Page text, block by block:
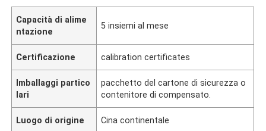
Capacità di alime
ntazione
5 insiemi al mese
Certificazione calibration certificates
Imballaggi partico
lari
pacchetto del cartone di sicurezza o
contenitore di compensato.
Luogo di origine Cina continentale